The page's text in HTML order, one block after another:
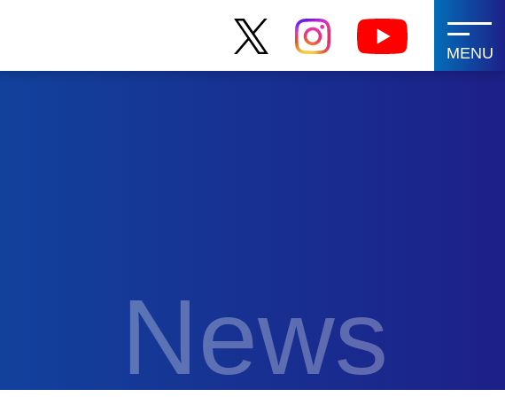
MENU
News